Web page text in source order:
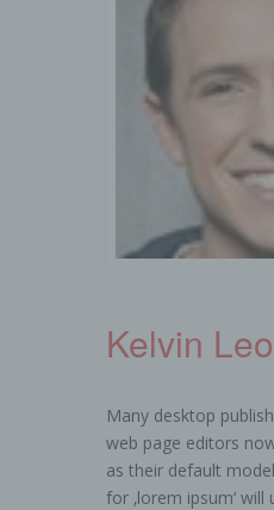
Kelvin
Many desktop
web page editors
as their default
for ‚lorem ipsum‘